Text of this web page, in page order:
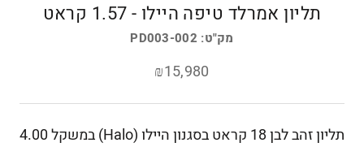
תליון אמרלד טיפה היילו - 1.57 קראט
מק"ט: PD003-002
₪15,980
תליון זהב לבן 18 קראט בסגנון היילו (Halo) במשקל 4.00